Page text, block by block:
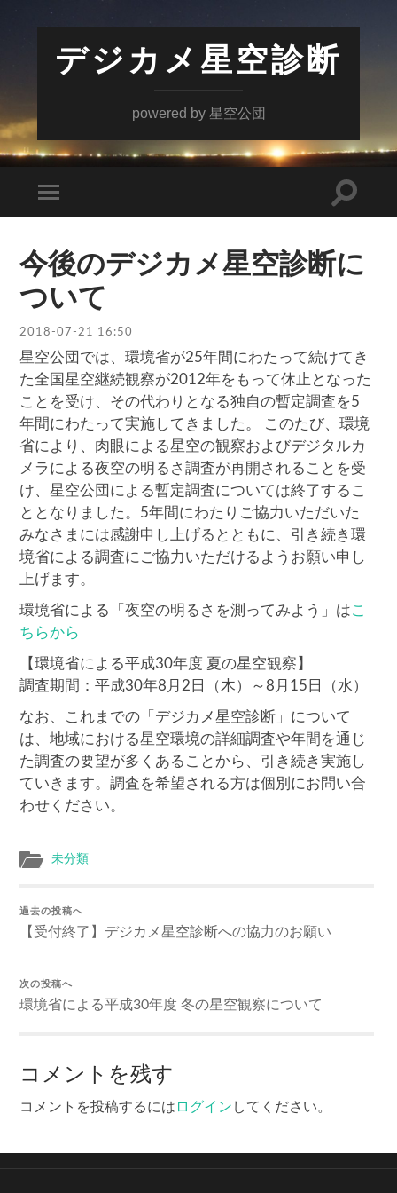
デジカメ星空診断
powered by 星空公団
バ
ル
メ
ニ
ュ
ー
切
り
替
え
る
検
ー
ル
え
る
今後のデジカメ星空診断に
ついて
2018-07-21 16:50
星空公団では、環境省が25年間にわたって続けてき
た全国星空継続観察が2012年をもって休止となった
ことを受け、その代わりとなる独自の暫定調査を5
年間にわたって実施してきました。 このたび、環境
省により、肉眼による星空の観察およびデジタルカ
メラによる夜空の明るさ調査が再開されることを受
け、星空公団による暫定調査については終了するこ
ととなりました。5年間にわたりご協力いただいた
みなさまには感謝申し上げるとともに、引き続き環
境省による調査にご協力いただけるようお願い申し
上げます。
環境省による「夜空の明るさを測ってみよう」はこ
ちらから
【環境省による平成30年度 夏の星空観察】
調査期間：平成30年8月2日（木）～8月15日（水）
なお、これまでの「デジカメ星空診断」について
は、地域における星空環境の詳細調査や年間を通じ
た調査の要望が多くあることから、引き続き実施し
ていきます。調査を希望される方は個別にお問い合
わせください。
未分類
過去の投稿へ
【受付終了】デジカメ星空診断への協力のお願い
次の投稿へ
環境省による平成30年度 冬の星空観察について
コメントを残す
コメントを投稿するには ログイン してください。